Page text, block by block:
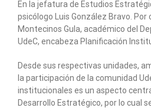
En la jefatura de Estudios
psicólogo Luis González Bravo. Por
Montecinos Gula, académico del
UdeC, encabeza Planificación
Desde sus respectivas unidades,
la participación de la comunidad
institucionales es un aspecto
Desarrollo Estratégico, por lo cual